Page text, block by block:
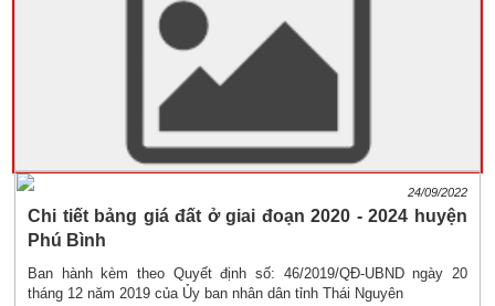
24/09/2022
Chi tiết bảng giá đất ở giai đoạn 2020 - 2024 huyện
Phú Bình
Ban hành kèm theo Quyết định số: 46/2019/QĐ-UBND ngày 20
tháng 12 năm 2019 của Ủy ban nhân dân tỉnh Thái Nguyên